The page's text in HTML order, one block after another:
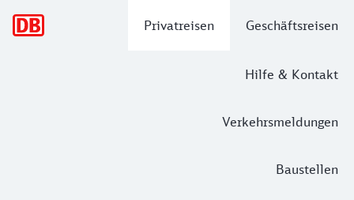
Privatreisen Geschäftsreisen
Hilfe & Kontakt
Verkehrsmeldungen
Baustellen